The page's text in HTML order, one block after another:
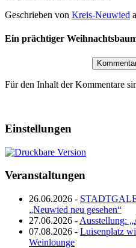
Geschrieben von Kreis-Neuwied
Ein prächtiger
Für den Inhalt der Kommentare
Einstellungen
Veranstaltungen
26.06.2026 -
„Neuwied neu gesehen“
27.06.2026 - Ausstellung:
07.08.2026 - Luisenplatz
Weinlounge